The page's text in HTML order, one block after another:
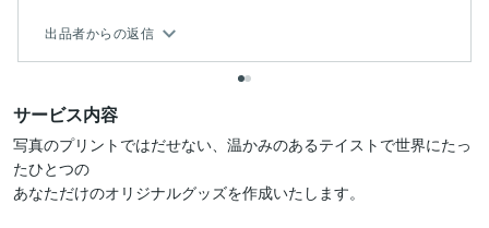
出品者からの返信
サービス内容
写真のプリントではだせない、温かみのあるテイストで世界にたっ
たひとつの
あなただけのオリジナルグッズを作成いたします。